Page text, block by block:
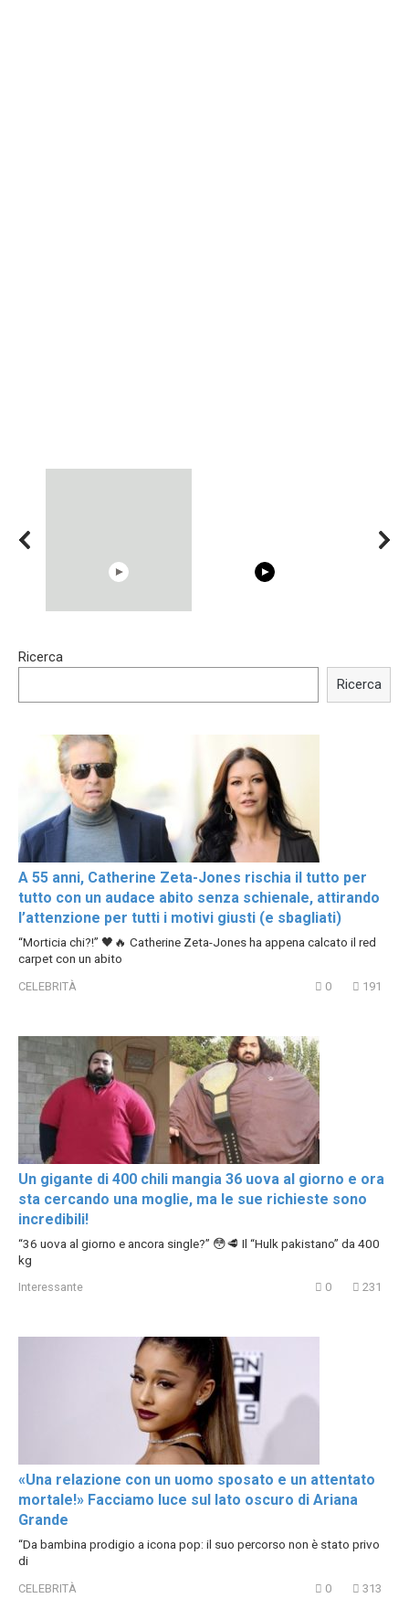
Trying BOLLYWOOD
Shocking illusion - Pretty
Ricerca
Ricerca
A 55 anni, Catherine Zeta-Jones rischia il tutto per
tutto con un audace abito senza schienale, attirando
l’attenzione per tutti i motivi giusti (e sbagliati)
“Morticia chi?!” 🖤🔥 Catherine Zeta-Jones ha appena calcato il red
carpet con un abito
CELEBRITÀ 0 191
Un gigante di 400 chili mangia 36 uova al giorno e ora
sta cercando una moglie, ma le sue richieste sono
incredibili!
“36 uova al giorno e ancora single?” 😳🥩 Il “Hulk pakistano” da 400
kg
Interessante 0 231
«Una relazione con un uomo sposato e un attentato
mortale!» Facciamo luce sul lato oscuro di Ariana
Grande
“Da bambina prodigio a icona pop: il suo percorso non è stato privo
di
CELEBRITÀ 0 313